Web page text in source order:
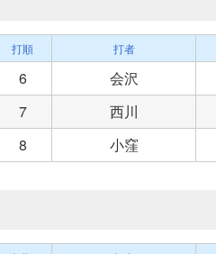
打順 打者
6
会沢
7
西川
8 小窪